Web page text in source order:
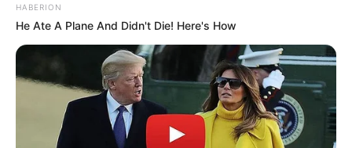
utilizá-los no trabalho?
Os gráficos são esquemas que usam símbolos,
seja de pontos ou de instruções. As receitas, por
sua vez, são uma descrição por escrito de um
HABERION
He Ate A Plane And Didn't Die! Here's How